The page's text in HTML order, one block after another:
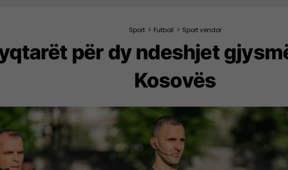
Sport > Futboll > Sport vendor
për dy ndeshjet
Kosovës